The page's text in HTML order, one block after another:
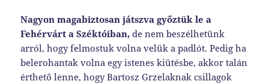
Nagyon magabiztosan játszva győztük le a
Fehérvárt a Széktóiban, de nem beszélhetünk
arról, hogy felmostuk volna velük a padlót. Pedig ha
belerohantak volna egy istenes kiütésbe, akkor talán
érthető lenne, hogy Bartosz Grzelaknak csillagok